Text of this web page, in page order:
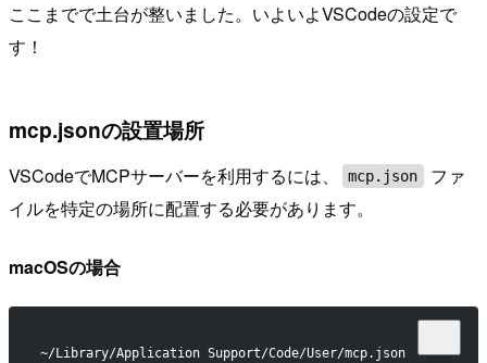
ここまでで土台が整いました。いよいよVSCodeの設定で
す！
mcp.jsonの設置場所
VSCodeでMCPサーバーを利用するには、 mcp.json
ファ
イルを特定の場所に配置する必要があります。
macOSの場合
~/Library/Application Support/Code/User/mcp.json